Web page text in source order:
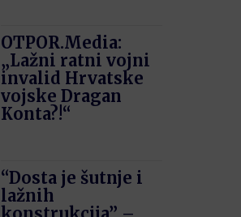
OTPOR.Media:
„Lažni ratni vojni
invalid Hrvatske
vojske Dragan
Konta?!“
“Dosta je šutnje i
lažnih